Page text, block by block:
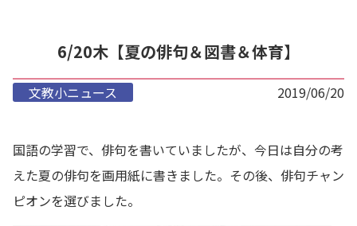
6/20木【夏の俳句＆図書＆体育】
文教小ニュース 2019/06/20
国語の学習で、俳句を書いていましたが、今日は自分の考
えた夏の俳句を画用紙に書きました。その後、俳句チャン
ピオンを選びました。